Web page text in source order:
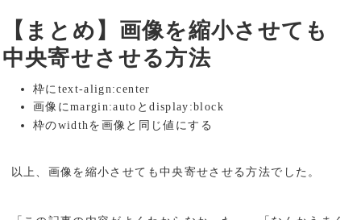
【まとめ】画像を縮小させても
中央寄せさせる方法
枠にtext-align:center
画像にmargin:autoとdisplay:block
枠のwidthを画像と同じ値にする
以上、画像を縮小させても中央寄せさせる方法でした。